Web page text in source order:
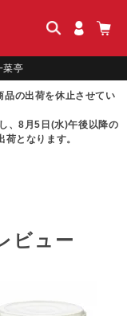
菜亭
の出荷を休止させてい
、8月5日(水)午後以降の
となります。
ビュー